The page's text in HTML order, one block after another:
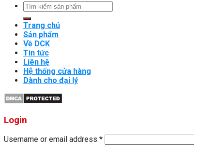
Search
for:
Trang chủ
Sản phẩm
Về DCK
Tin tức
Liên hệ
Hệ thống cửa hàng
Dành cho đại lý
Login
Username or email address *